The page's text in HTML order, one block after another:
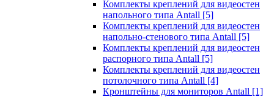
Комплекты креплений для видеостен
напольного типа Antall [5]
Комплекты креплений для видеостен
напольно-стенового типа Antall [5]
Комплекты креплений для видеостен
распорного типа Antall [5]
Комплекты креплений для видеостен
потолочного типа Antall [4]
Кронштейны для мониторов Antall [1]